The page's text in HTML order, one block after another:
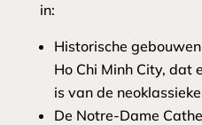
in:
Historische
Ho Chi Minh City, dat
is van de
De Notre-Dame